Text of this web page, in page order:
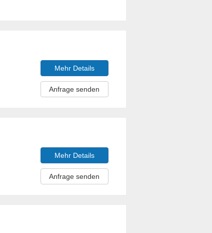
Mehr Details
Anfrage senden
Mehr Details
Anfrage senden